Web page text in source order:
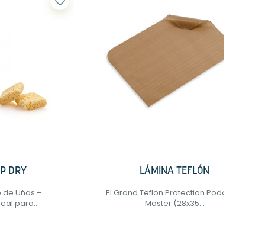
DRY
Uñas –
para...
LÁMINA TEFLÓN
El Grand Teflon Protection Podolab®
Master (28x35...